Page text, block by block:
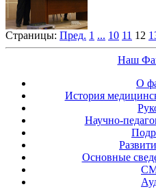
Страницы: Пред. 1 ... 10 11 12
Наш
О
История
Научно-
Основные